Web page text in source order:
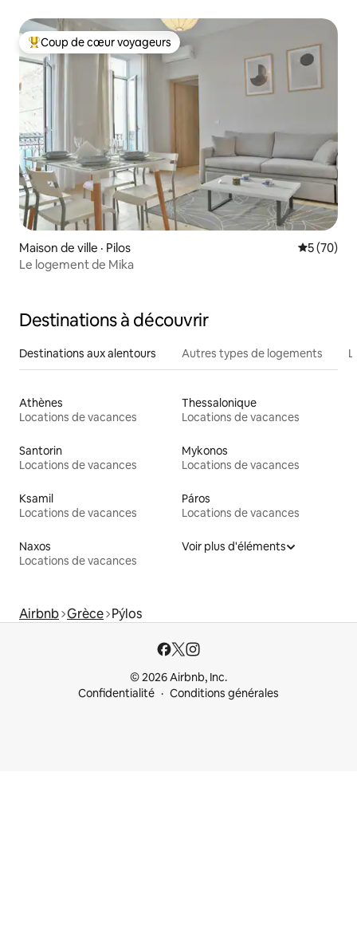
Coup de cœur voyageurs parmi les plus aimés
Coup de cœur voyageurs
Maison de ville · Pilos Note
5 (70)
Le logement de Mika
Destinations à découvrir
Destinations aux alentours Autres types de logements
Athènes
Locations de vacances
Thessalonique
Locations de vacances
Santorin
Locations de vacances
Mykonos
Locations de vacances
Ksamil
Locations de vacances
Páros
Locations de vacances
Naxos
Locations de vacances
Voir plus d'éléments
Airbnb Grèce Pýlos
© 2026 Airbnb, Inc.
Confidentialité
Conditions générales